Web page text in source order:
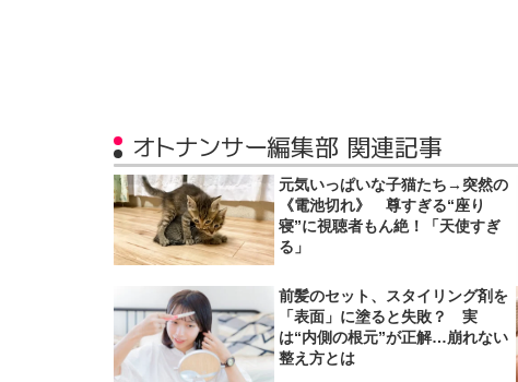
オトナンサー編集部 関連記事
元気いっぱいな子猫たち→突然の
《電池切れ》 尊すぎる“座り
寝”に視聴者もん絶！「天使すぎ
る」
前髪のセット、スタイリング剤を
「表面」に塗ると失敗？ 実
は“内側の根元”が正解…崩れない
整え方とは